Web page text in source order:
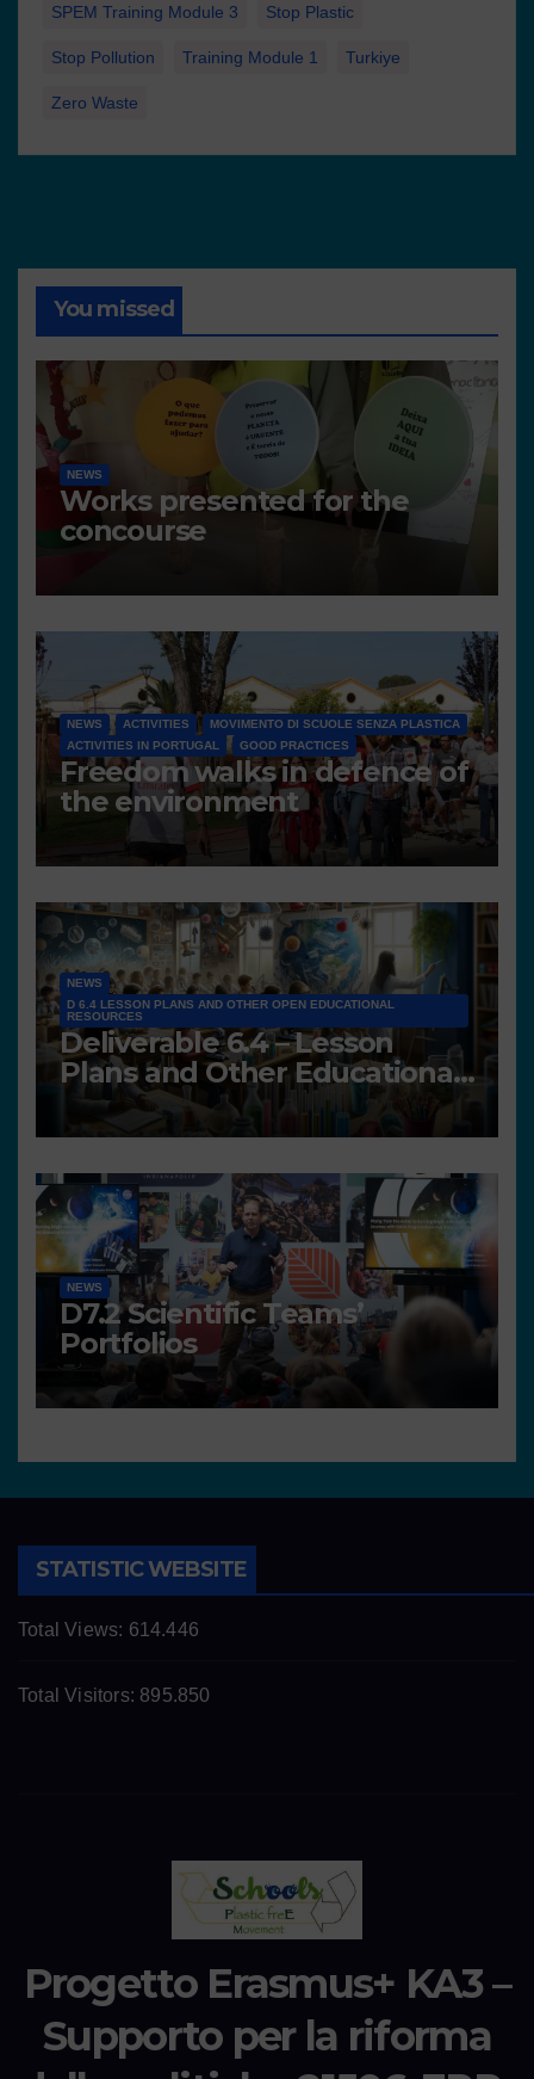
SPEM Training Module 3 Stop Plastic
Stop Pollution Training Module 1 Turkiye
Zero Waste
You missed
NEWS
Works presented for the
concourse
NEWS ACTIVITIES
MOVIMENTO DI SCUOLE SENZA PLASTICA
ACTIVITIES IN PORTUGAL
GOOD PRACTICES
Freedom walks in defence of
the environment
NEWS
D 6.4 LESSON PLANS AND OTHER OPEN EDUCATIONAL
RESOURCES
Deliverable 6.4 – Lesson
Plans and Other Educational
resources
NEWS
D7.2 Scientific Teams’
Portfolios
STATISTIC WEBSITE
Total Views: 614.446
Total Visitors: 895.850
Progetto Erasmus+ KA3 –
Supporto per la riforma